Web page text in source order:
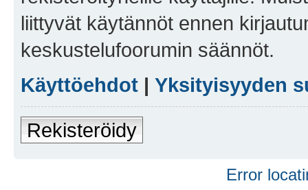
liittyvät käytännöt ennen
keskustelufoorumin säännöt.
Käyttöehdot | Yksityisyyden
Rekisteröidy
Error